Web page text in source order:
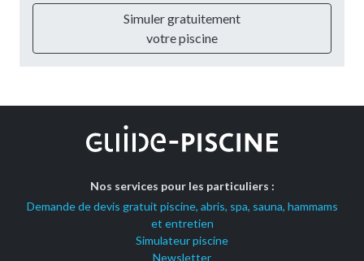
Simuler gratuitement
votre piscine
Nos services pour les particuliers :
Demande de devis gratuit piscine, abris, spa, sauna, hammams
et entretien
Simulateur piscine
Newsletter